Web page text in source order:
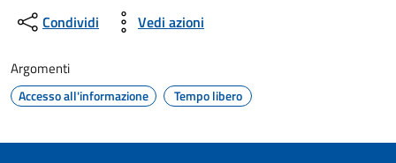
Condividi
Vedi azioni
Argomenti
Accesso all'informazione Tempo libero